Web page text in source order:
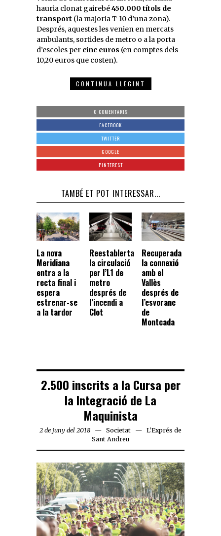
hauria clonat gairebé450.000 títols de
transport (la majoria T-10 d’una zona).
Després, aquestes les venien en mercats
ambulants, sortides de metro o a la porta
d’escoles per cinc euros (en comptes dels
10,20 euros que costen).
CONTINUA LLEGINT
0 COMENTARIS
FACEBOOK
TWITTER
GOOGLE
PINTEREST
TAMBÉ ET POT INTERESSAR...
La nova
Meridiana
entra a la
recta final i
espera
estrenar-se
a la tardor
Reestablerta
la circulació
per l’L1 de
metro
després de
l’incendi a
Clot
Recuperada
la connexió
amb el
Vallès
després de
l’esvoranc
de
Montcada
2.500 inscrits a la Cursa per
la Integració de La
Maquinista
2 de juny del 2018 Societat
L'Exprés de
Sant Andreu